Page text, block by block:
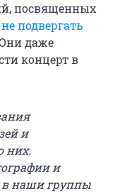
посвященных
не подвергать
даже
концерт в
и
них.
и
в наши группы